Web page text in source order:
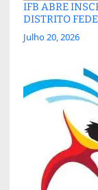
IFB ABRE
DISTRITO
Julho 20, 2026